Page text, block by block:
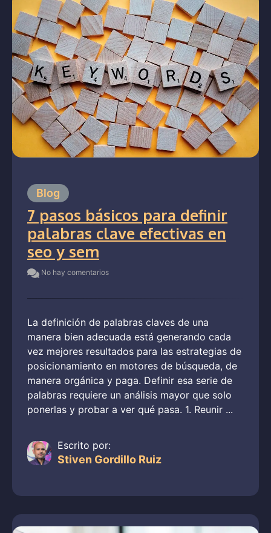
Blog
7 pasos básicos para definir
palabras clave efectivas en
seo y sem
No hay comentarios
La definición de palabras claves de una
manera bien adecuada está generando cada
vez mejores resultados para las estrategias de
posicionamiento en motores de búsqueda, de
manera orgánica y paga. Definir esa serie de
palabras requiere un análisis mayor que solo
ponerlas y probar a ver qué pasa. 1. Reunir ...
Escrito por:
Stiven Gordillo Ruiz